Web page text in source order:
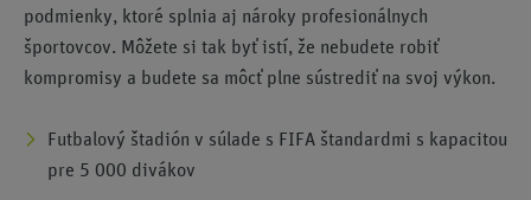
podmienky, ktoré splnia aj nároky profesionálnych
športovcov. Môžete si tak byť istí, že nebudete robiť
kompromisy a budete sa môcť plne sústrediť na svoj výkon.
Futbalový štadión v súlade s FIFA štandardmi s kapacitou
pre 5 000 divákov